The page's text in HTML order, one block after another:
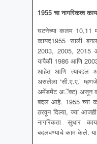
1955 चा नागरिकत्व
घटनेच्या कलम 10,11
कायद1955 साली
2003, 2005, 2015
यापैकी 1986 आणि
आहेत आणि त्याबद्दल
असलेला ‘सी.ए.ए.’
अमेंडमेंट अॅक्ट) अजून
बदल आहे. 1955 च्या
ठरवून दिल्या, ज्या
नागरिकता सुधार
बदलवण्याचे काम केले. या